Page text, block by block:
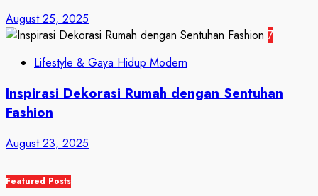
August 25, 2025
7
Lifestyle & Gaya Hidup Modern
Inspirasi Dekorasi Rumah dengan Sentuhan
Fashion
August 23, 2025
Featured Posts